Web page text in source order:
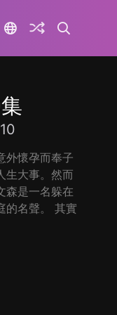
外懷孕而奉子
生大事。然而
森是一名躲在
的名聲。 其實